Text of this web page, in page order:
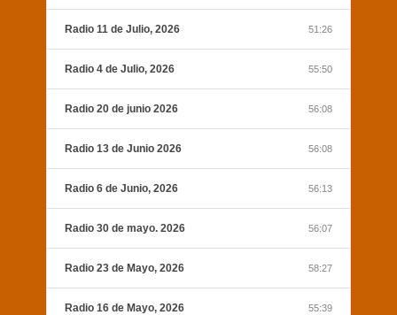
Radio 11 de Julio, 2026 51:26
Radio 4 de Julio, 2026 55:50
Radio 20 de junio 2026 56:08
Radio 13 de Junio 2026 56:08
Radio 6 de Junio, 2026 56:13
Radio 30 de mayo. 2026 56:07
Radio 23 de Mayo, 2026 58:27
Radio 16 de Mayo, 2026 55:39